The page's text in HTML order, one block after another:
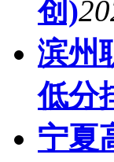
创)
滨州
低分
宁夏